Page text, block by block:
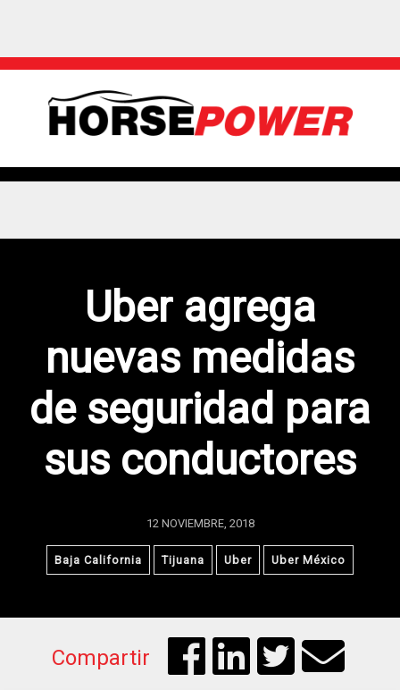
Uber agrega
nuevas medidas
de seguridad para
sus conductores
12 NOVIEMBRE, 2018
Baja California Tijuana Uber Uber México
Compartir